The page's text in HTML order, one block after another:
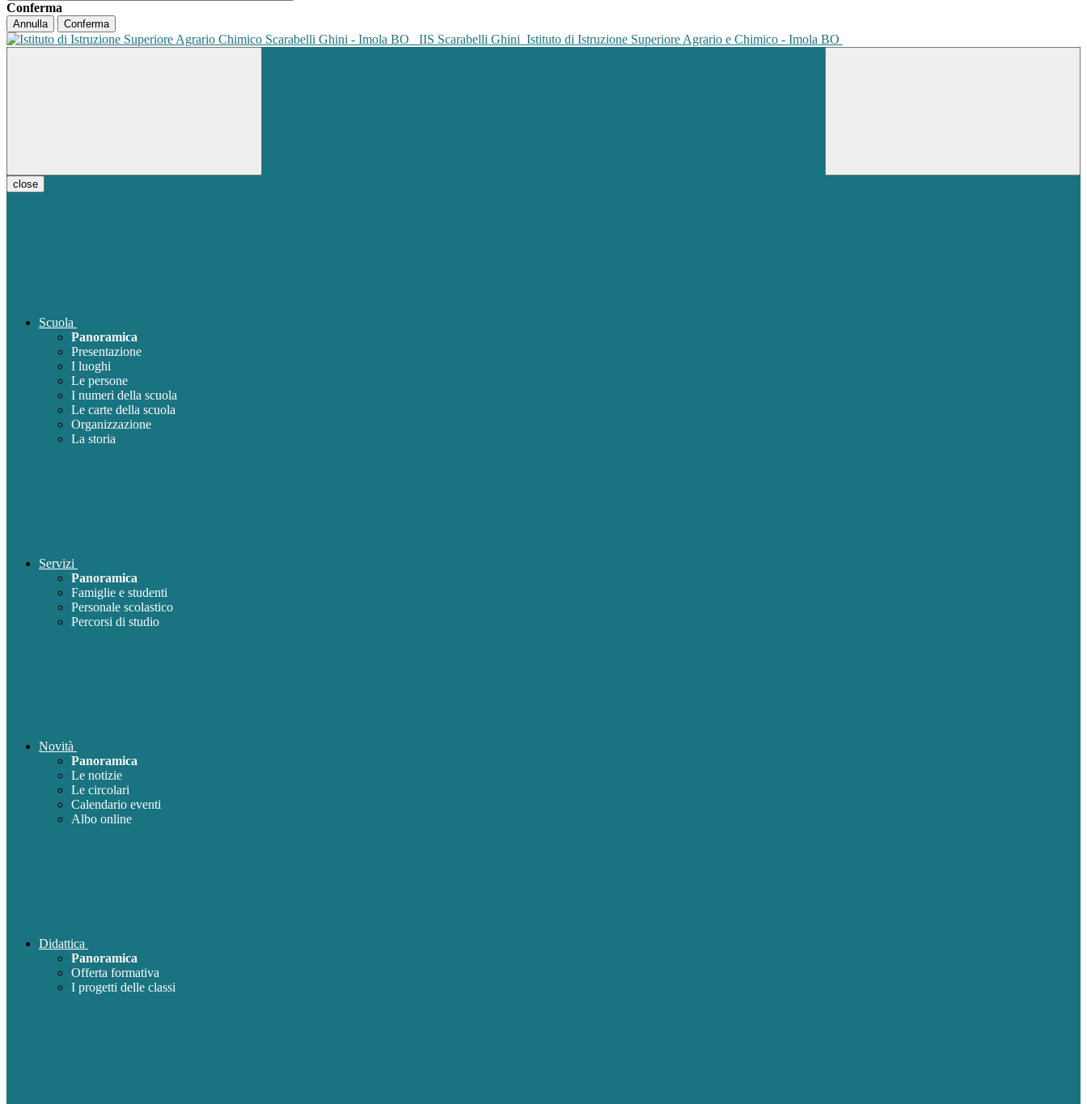
Conferma
Annulla Conferma
IIS Scarabelli Ghini Istituto di Istruzione Superiore Agrario e Chimico - Imola BO
close
Scuola
Panoramica
Presentazione
I luoghi
Le persone
I numeri della scuola
Le carte della scuola
Organizzazione
La storia
Servizi
Panoramica
Famiglie e studenti
Personale scolastico
Percorsi di studio
Novità
Panoramica
Le notizie
Le circolari
Calendario eventi
Albo online
Didattica
Panoramica
Offerta formativa
I progetti delle classi